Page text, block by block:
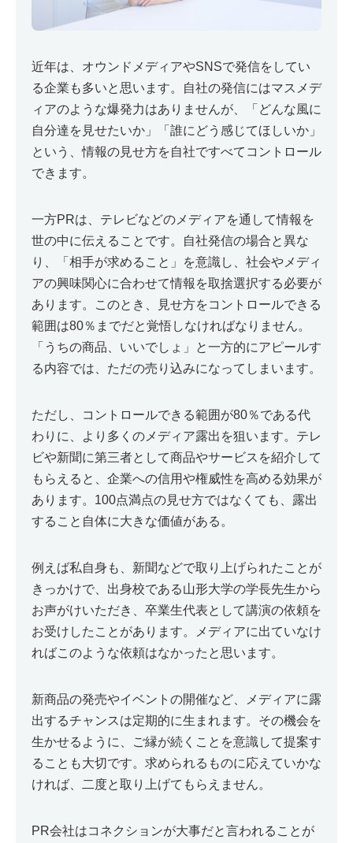
近年は、オウンドメディアやSNSで発信をしてい
る企業も多いと思います。自社の発信にはマスメデ
ィアのような爆発力はありませんが、「どんな風に
自分達を見せたいか」「誰にどう感じてほしいか」
という、情報の見せ方を自社ですべてコントロール
できます。
一方PRは、テレビなどのメディアを通して情報を
世の中に伝えることです。自社発信の場合と異な
り、「相手が求めること」を意識し、社会やメディ
アの興味関心に合わせて情報を取捨選択する必要が
あります。このとき、見せ方をコントロールできる
範囲は80％までだと覚悟しなければなりません。
「うちの商品、いいでしょ」と一方的にアピールす
る内容では、ただの売り込みになってしまいます。
ただし、コントロールできる範囲が80％である代
わりに、より多くのメディア露出を狙います。テレ
ビや新聞に第三者として商品やサービスを紹介して
もらえると、企業への信用や権威性を高める効果が
あります。100点満点の見せ方ではなくても、露出
すること自体に大きな価値がある。
例えば私自身も、新聞などで取り上げられたことが
きっかけで、出身校である山形大学の学長先生から
お声がけいただき、卒業生代表として講演の依頼を
お受けしたことがあります。メディアに出ていなけ
ればこのような依頼はなかったと思います。
新商品の発売やイベントの開催など、メディアに露
出するチャンスは定期的に生まれます。その機会を
生かせるように、ご縁が続くことを意識して提案す
ることも大切です。求められるものに応えていかな
ければ、二度と取り上げてもらえません。
PR会社はコネクションが大事だと言われることが